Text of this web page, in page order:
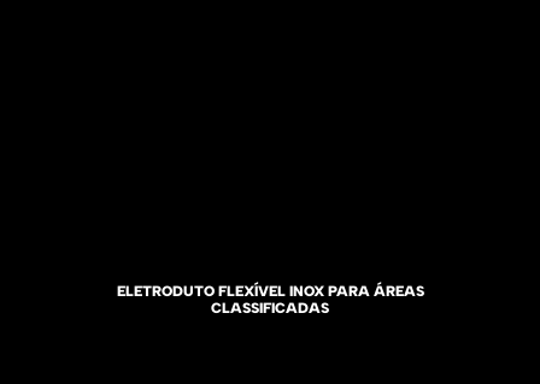
ELETRODUTO FLEXÍVEL INOX PARA ÁREAS
CLASSIFICADAS